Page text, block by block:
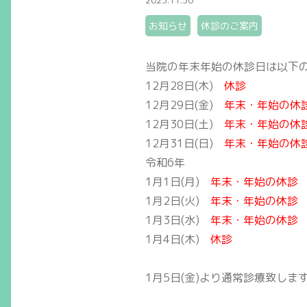
お知らせ 休診のご案内
当院の年末年始の休診日は以下
12月28日(木) 休診
12月29日(金) 年末・年始の休
12月30日(土) 年末・年始の休
12月31日(日) 年末・年始の休
令和6年
1月1日(月) 年末・年始の休診
1月2日(火) 年末・年始の休診
1月3日(水) 年末・年始の休診
1月4日(木) 休診
1月5日(金)より通常診療致します